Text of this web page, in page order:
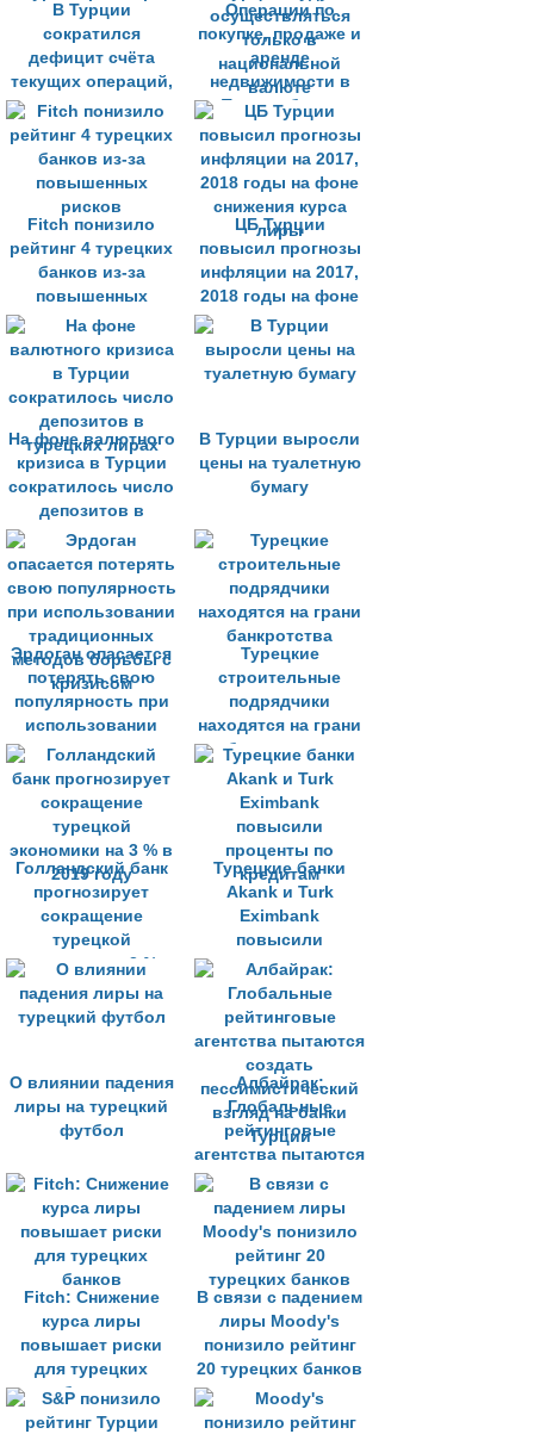
В Турции
сократился
дефицит счёта
текущих операций,
а курс лиры вырос
Операции по
покупке, продаже и
аренде
недвижимости в
Турции будут
осуществляться
только в
национальной
валюте
Fitch понизило
рейтинг 4 турецких
банков из-за
повышенных
рисков
ЦБ Турции
повысил прогнозы
инфляции на 2017,
2018 годы на фоне
снижения курса
лиры
На фоне валютного
кризиса в Турции
сократилось число
депозитов в
турецких лирах
В Турции выросли
цены на туалетную
бумагу
Эрдоган опасается
потерять свою
популярность при
использовании
традиционных
методов борьбы с
кризисом
Турецкие
строительные
подрядчики
находятся на грани
банкротства
Голландский банк
прогнозирует
сокращение
турецкой
экономики на 3 % в
2019 году
Турецкие банки
Akank и Turk
Eximbank
повысили
проценты по
кредитам
О влиянии падения
лиры на турецкий
футбол
Албайрак:
Глобальные
рейтинговые
агентства пытаются
создать
пессимистический
взгляд на банки
Турции
Fitch: Снижение
курса лиры
повышает риски
для турецких
банков
В связи с падением
лиры Moody's
понизило рейтинг
20 турецких банков